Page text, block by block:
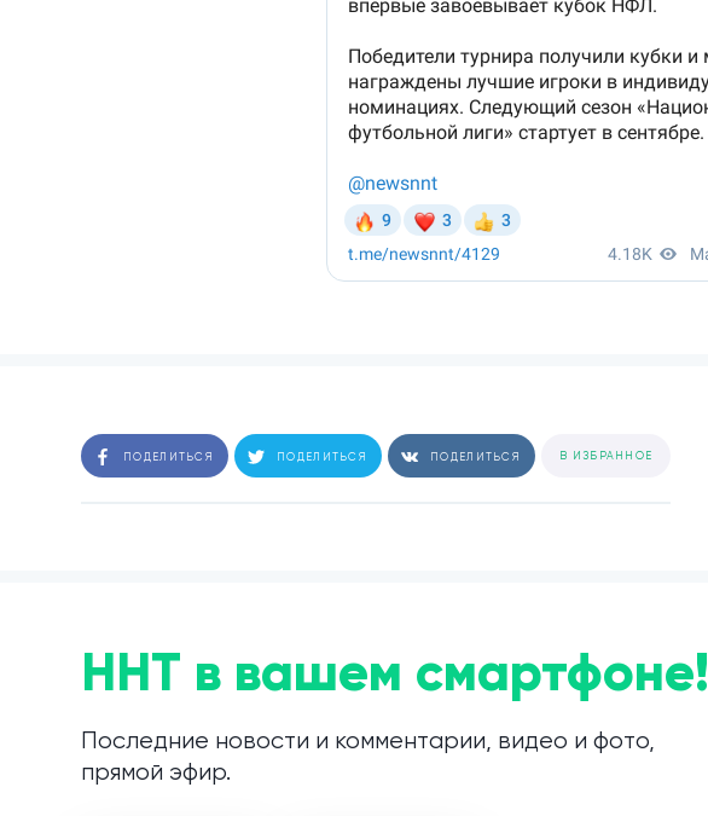
ПОДЕЛИТЬСЯ ПОДЕЛИТЬСЯ ПОДЕЛИТЬСЯ В ИЗБРАННОЕ
ННТ в вашем смартфоне!
Последние новости и комментарии, видео и фото,
прямой эфир.